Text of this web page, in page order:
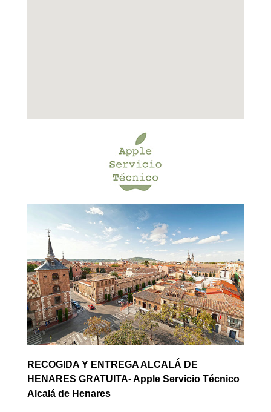
RECOGIDA Y ENTREGA ALCALÁ DE
HENARES GRATUITA- Apple Servicio Técnico
Alcalá de Henares